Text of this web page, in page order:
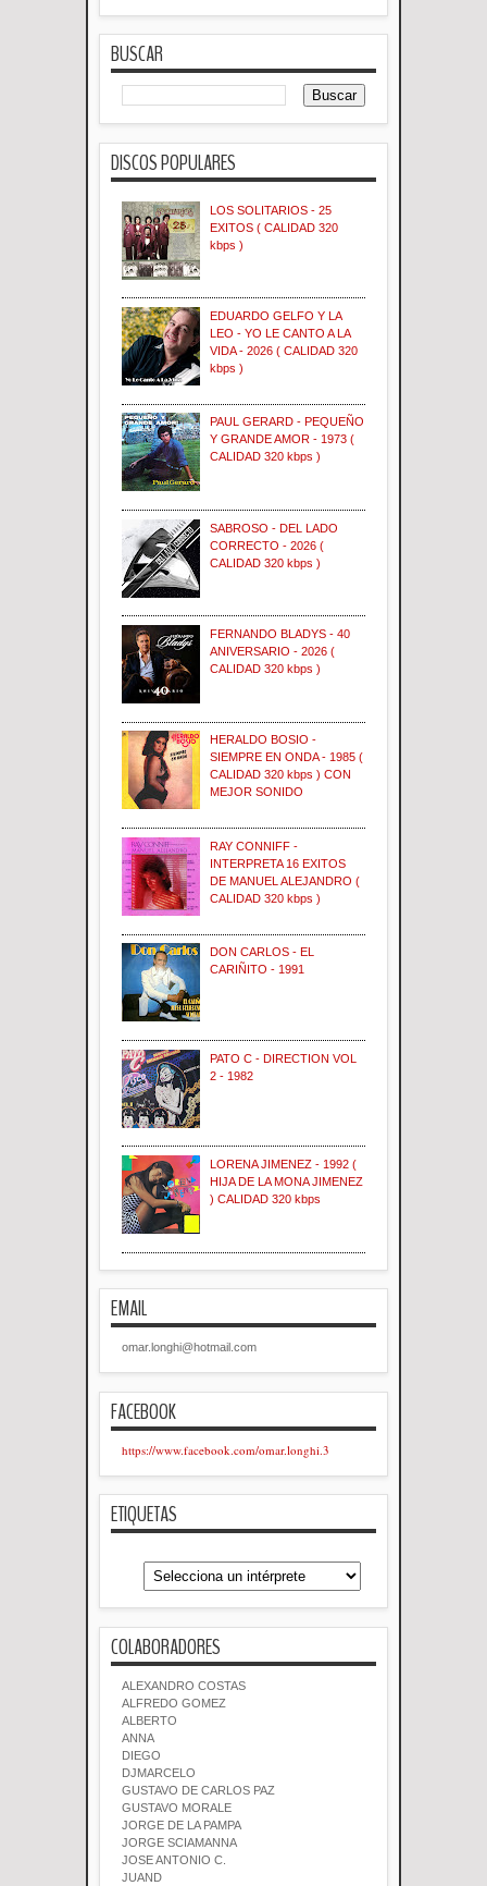
BUSCAR
DISCOS POPULARES
LOS SOLITARIOS - 25
EXITOS ( CALIDAD 320
kbps )
EDUARDO GELFO Y LA
LEO - YO LE CANTO A LA
VIDA - 2026 ( CALIDAD 320
kbps )
PAUL GERARD - PEQUEÑO
Y GRANDE AMOR - 1973 (
CALIDAD 320 kbps )
SABROSO - DEL LADO
CORRECTO - 2026 (
CALIDAD 320 kbps )
FERNANDO BLADYS - 40
ANIVERSARIO - 2026 (
CALIDAD 320 kbps )
HERALDO BOSIO -
SIEMPRE EN ONDA - 1985 (
CALIDAD 320 kbps ) CON
MEJOR SONIDO
RAY CONNIFF -
INTERPRETA 16 EXITOS
DE MANUEL ALEJANDRO (
CALIDAD 320 kbps )
DON CARLOS - EL
CARIÑITO - 1991
PATO C - DIRECTION VOL
2 - 1982
LORENA JIMENEZ - 1992 (
HIJA DE LA MONA JIMENEZ
) CALIDAD 320 kbps
EMAIL
omar.longhi@hotmail.com
FACEBOOK
https://www.facebook.com/omar.longhi.3
ETIQUETAS
COLABORADORES
ALEXANDRO COSTAS
ALFREDO GOMEZ
ALBERTO
ANNA
DIEGO
DJMARCELO
GUSTAVO DE CARLOS PAZ
GUSTAVO MORALE
JORGE DE LA PAMPA
JORGE SCIAMANNA
JOSE ANTONIO C.
JUAND